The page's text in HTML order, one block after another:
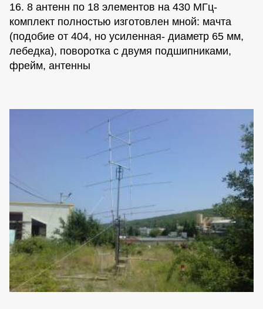
16. 8 антенн по 18 элементов на 430 МГц-
комплект полностью изготовлен мной: мачта
(подобие от 404, но усиленная- диаметр 65 мм,
лебедка), поворотка с двумя подшипниками,
фрейм, антенны